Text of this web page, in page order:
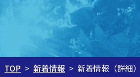
TOP > 新着情報 > 新着情報（詳細）